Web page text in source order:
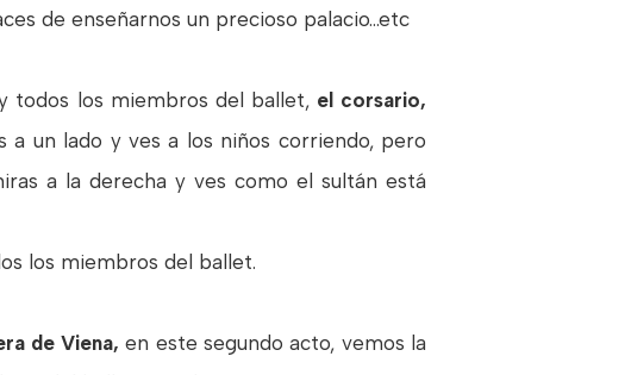
de enseñarnos un precioso palacio...etc
todos los miembros del ballet, el corsario,
un lado y ves a los niños corriendo, pero
a la derecha y ves como el sultán está
los miembros del ballet.
de Viena, en este segundo acto, vemos la